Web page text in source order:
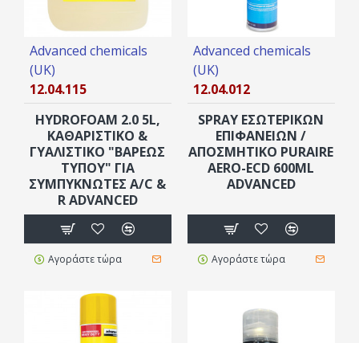
Advanced chemicals
(UK)
12.04.115
HYDROFOAM 2.0 5L,
ΚΑΘΑΡΙΣΤΙΚΟ &
ΓΥΑΛΙΣΤΙΚΟ "ΒΑΡΕΩΣ
ΤΥΠΟΥ" ΓΙΑ
ΣΥΜΠΥΚΝΩΤΕΣ A/C &
R ΑDVANCED
Αγοράστε τώρα
Advanced chemicals
(UK)
12.04.012
SPRAY ΕΣΩΤΕΡΙΚΏΝ
ΕΠΙΦΑΝΕΙΏΝ /
ΑΠΟΣΜΗΤΙΚΌ PURAIRE
AERO-ECD 600ML
ADVANCED
Αγοράστε τώρα